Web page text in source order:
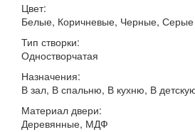
Цвет:
Белые, Коричневые, Черные, Серые
Тип створки:
Одностворчатая
Назначения:
В зал, В спальню, В кухню, В
Материал двери:
Деревянные, МДФ